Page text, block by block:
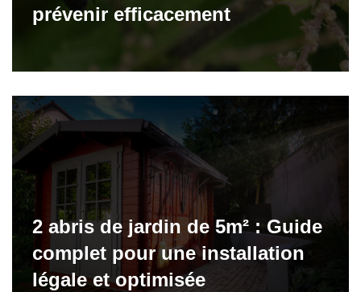
prévenir efficacement
2 abris de jardin de 5m² : Guide
complet pour une installation
légale et optimisée